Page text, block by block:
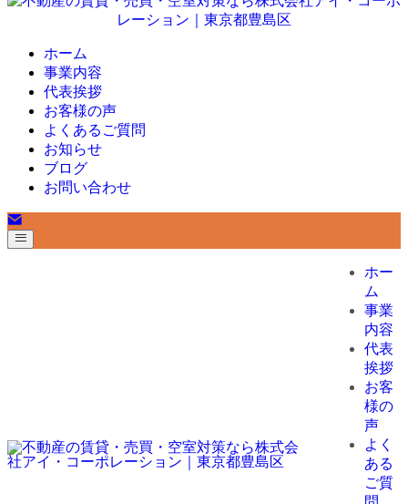
ホーム
事業内容
代表挨拶
お客様の声
よくあるご質問
お知らせ
ブログ
お問い合わせ
ホー
ム
事業
内容
代表
挨拶
お客
様の
声
よく
ある
ご質